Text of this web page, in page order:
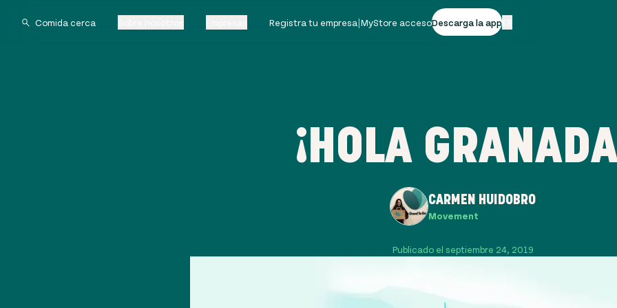
Registra tu empresa|MyStore accesoDescarga la app
¡HOLA
CARMEN HUIDOBRO
Movement
Publicado el septiembre 24, 2019